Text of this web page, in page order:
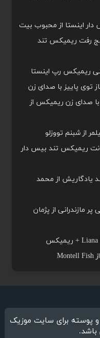
اینستا از محبوب بیت
رفت ریمیکس تند
ریمیکس رپ اینستا
توی پاییز با صدای زن
با صدای زن ریمیکس از
از شبنم تووزلو
ریمیکس تند بیس دار
یادگاریش از محمد
مازندرانی از پژمان
پوسته برای سایت موزیک